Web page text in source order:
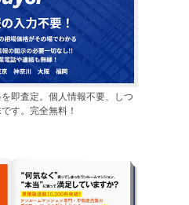
即査定。個人情報不要、しつ
す。完全無料！